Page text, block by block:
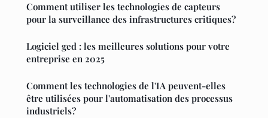
Comment utiliser les technologies de capteurs
pour la surveillance des infrastructures critiques?
Logiciel ged : les meilleures solutions pour votre
entreprise en 2025
Comment les technologies de l'IA peuvent-elles
être utilisées pour l'automatisation des processus
industriels?